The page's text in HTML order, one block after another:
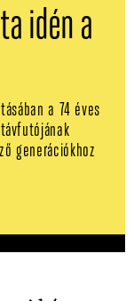
idén a
a 74 éves
generációkhoz